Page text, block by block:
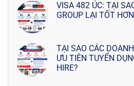
VISA 482 ÚC: TẠI
GROUP LẠI TỐT
TẠI SAO CÁC
ƯU TIÊN TUYỂN
HIRE?